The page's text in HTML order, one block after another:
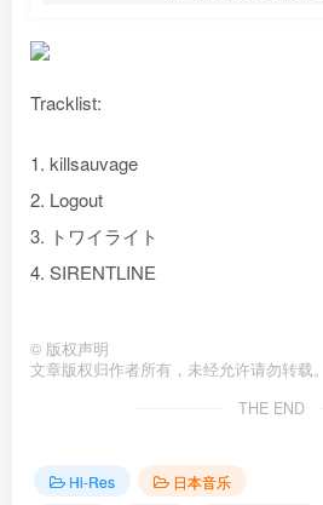
Tracklist:
1. killsauvage
2. Logout
3. トワイライト
4. SIRENTLINE
© 版权声明
文章版权归作者所有，未经允许请勿转载。
THE END
Hi-Res
日本音乐